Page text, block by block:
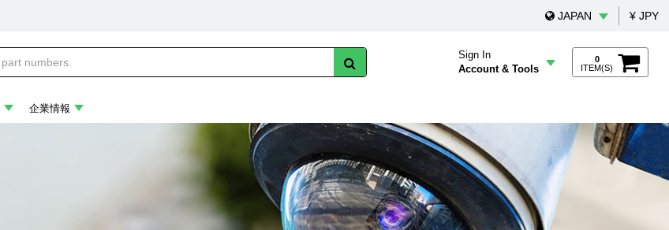
JAPAN ¥ JPY
Sign In
Account & Tools
0
ITEM(S)
企業情報